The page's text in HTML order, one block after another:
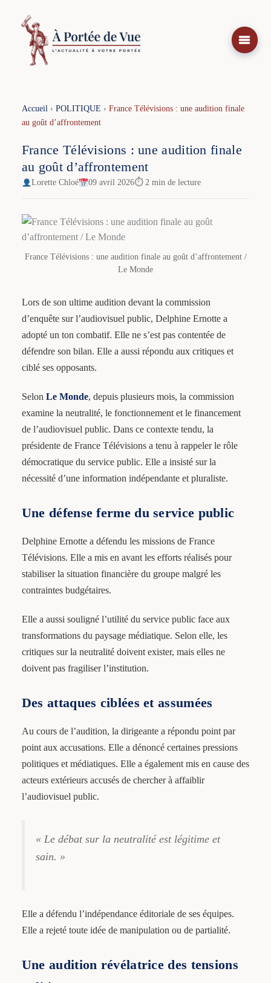
contenu
Accueil› POLITIQUE › France Télévisions : une audition finale
au goût d’affrontement
France Télévisions : une audition finale
au goût d’affrontement
Lorette Chloé 09 avril 2026⏱ 2 min de lecture
France Télévisions : une audition finale au goût d’affrontement /
Le Monde
Lors de son ultime audition devant la commission
d’enquête sur l’audiovisuel public, Delphine Ernotte a
adopté un ton combatif. Elle ne s’est pas contentée de
défendre son bilan. Elle a aussi répondu aux critiques et
ciblé ses opposants.
Selon Le Monde, depuis plusieurs mois, la commission
examine la neutralité, le fonctionnement et le financement
de l’audiovisuel public. Dans ce contexte tendu, la
présidente de France Télévisions a tenu à rappeler le rôle
démocratique du service public. Elle a insisté sur la
nécessité d’une information indépendante et pluraliste.
Une défense ferme du service public
Delphine Ernotte a défendu les missions de France
Télévisions. Elle a mis en avant les efforts réalisés pour
stabiliser la situation financière du groupe malgré les
contraintes budgétaires.
Elle a aussi souligné l’utilité du service public face aux
transformations du paysage médiatique. Selon elle, les
critiques sur la neutralité doivent exister, mais elles ne
doivent pas fragiliser l’institution.
Des attaques ciblées et assumées
Au cours de l’audition, la dirigeante a répondu point par
point aux accusations. Elle a dénoncé certaines pressions
politiques et médiatiques. Elle a également mis en cause des
acteurs extérieurs accusés de chercher à affaiblir
l’audiovisuel public.
« Le débat sur la neutralité est légitime et
sain. »
Elle a défendu l’indépendance éditoriale de ses équipes.
Elle a rejeté toute idée de manipulation ou de partialité.
Une audition révélatrice des tensions